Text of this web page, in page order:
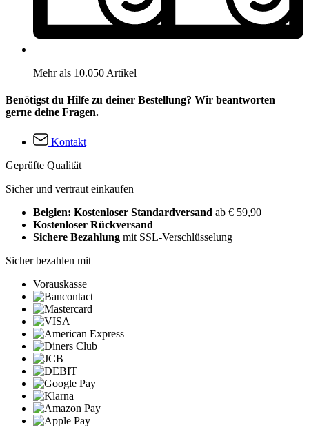
Mehr als 10.050 Artikel
Benötigst du Hilfe zu deiner Bestellung? Wir beantworten
gerne deine Fragen.
Kontakt
Geprüfte Qualität
Sicher und vertraut einkaufen
Belgien: Kostenloser Standardversand ab € 59,90
Kostenloser Rückversand
Sichere Bezahlung mit SSL-Verschlüsselung
Sicher bezahlen mit
Vorauskasse